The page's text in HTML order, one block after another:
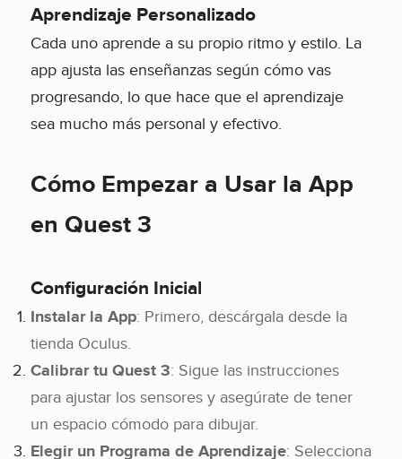
Aprendizaje Personalizado
Cada uno aprende a su propio ritmo y estilo. La
app ajusta las enseñanzas según cómo vas
progresando, lo que hace que el aprendizaje
sea mucho más personal y efectivo.
Cómo Empezar a Usar la App
en Quest 3
Configuración Inicial
Instalar la App: Primero, descárgala desde la
tienda Oculus.
Calibrar tu Quest 3: Sigue las instrucciones
para ajustar los sensores y asegúrate de tener
un espacio cómodo para dibujar.
Elegir un Programa de Aprendizaje: Selecciona